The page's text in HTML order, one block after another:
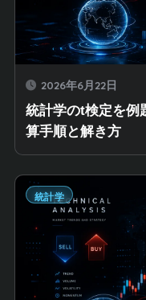
2026年6月22日
統計学のt検定を例
算手順と解き方
統計学